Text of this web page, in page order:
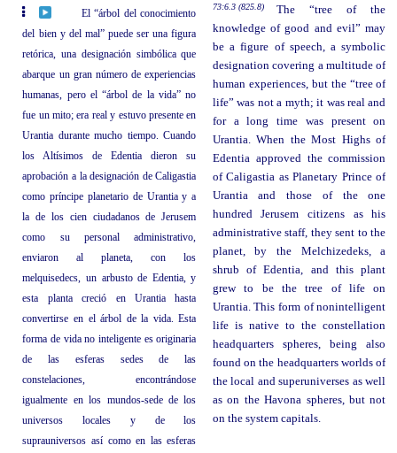
El “árbol del conocimiento
del bien y del mal” puede ser una figura
retórica, una designación simbólica que
abarque un gran número de experiencias
humanas, pero el “árbol de la vida” no
fue un mito; era real y estuvo presente en
Urantia durante mucho tiempo. Cuando
los Altísimos de Edentia dieron su
aprobación a la designación de Caligastia
como príncipe planetario de Urantia y a
la de los cien ciudadanos de Jerusem
como su personal administrativo,
enviaron al planeta, con los
melquisedecs, un arbusto de Edentia, y
esta planta creció en Urantia hasta
convertirse en el árbol de la vida. Esta
forma de vida no inteligente es originaria
de las esferas sedes de las
constelaciones, encontrándose
igualmente en los mundos-sede de los
universos locales y de los
suprauniversos así como en las esferas
73:6.3 (825.8)
The “tree of the
knowledge of good and evil” may
be a figure of speech, a symbolic
designation covering a multitude of
human experiences, but the “tree of
life” was not a myth; it was real and
for a long time was present on
Urantia. When the Most Highs of
Edentia approved the commission
of Caligastia as Planetary Prince of
Urantia and those of the one
hundred Jerusem citizens as his
administrative staff, they sent to the
planet, by the Melchizedeks, a
shrub of Edentia, and this plant
grew to be the tree of life on
Urantia. This form of nonintelligent
life is native to the constellation
headquarters spheres, being also
found on the headquarters worlds of
the local and superuniverses as well
as on the Havona spheres, but not
on the system capitals.